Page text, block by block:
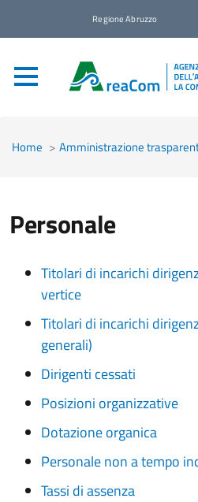
Regione Abruzzo
Home Amministrazione
Personale
Titolari di incarichi
vertice
Titolari di incarichi
generali)
Dirigenti cessati
Posizioni organizzative
Dotazione organica
Personale non a tempo
Tassi di assenza